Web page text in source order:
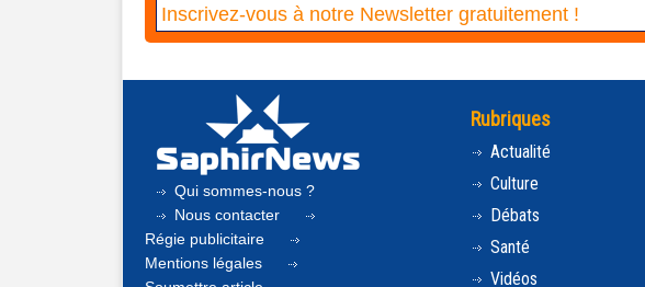
Qui sommes-nous ?
Nous contacter
Régie publicitaire
Mentions légales
Rubriques
Actualité
Culture
Débats
Santé
Vidéos